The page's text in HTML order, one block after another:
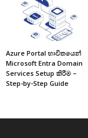
Azure Portal භාවිතයෙන්
Microsoft Entra Domain
Services Setup කිරීම –
Step-by-Step Guide